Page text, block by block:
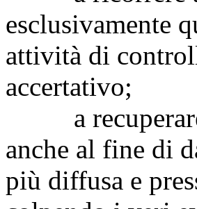
esclusivamente
attività di
accertativo;
a recuperare
anche al fine di
più diffusa e